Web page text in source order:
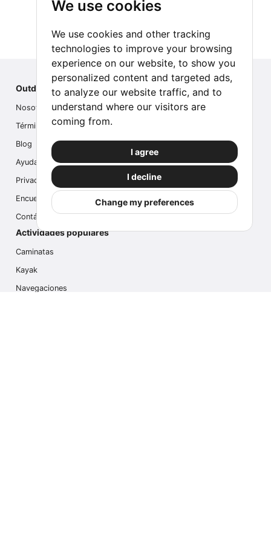
We use cookies
We use cookies and other tracking
technologies to improve your browsing
experience on our website, to show you
personalized content and targeted ads,
to analyze our website traffic, and to
understand where our visitors are
coming from.
I agree
I decline
Change my preferences
Outdoor Index
Nosotros
Términos
Blog
Ayuda
Privacidad
Encuesta
Contáctanos
Actividades populares
Caminatas
Kayak
Navegaciones